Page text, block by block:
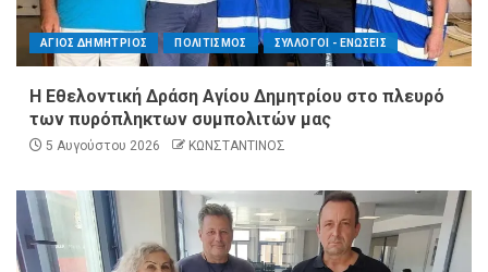
ΑΓΙΟΣ ΔΗΜΗΤΡΙΟΣ ΠΟΛΙΤΙΣΜΟΣ ΣΥΛΛΟΓΟΙ - ΕΝΩΣΕΙΣ
Η Εθελοντική Δράση Αγίου Δημητρίου στο πλευρό
των πυρόπληκτων συμπολιτών μας
5 Αυγούστου 2026 ΚΩΝΣΤΑΝΤΙΝΟΣ